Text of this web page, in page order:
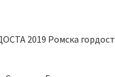
2019 Ромска гордост